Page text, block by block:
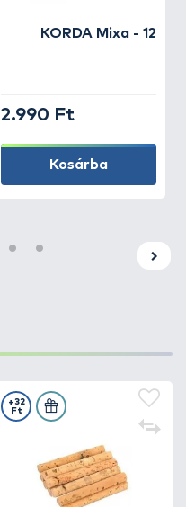
KORDA Mixa - 12
2.990 Ft
Kosárba
+32
Ft